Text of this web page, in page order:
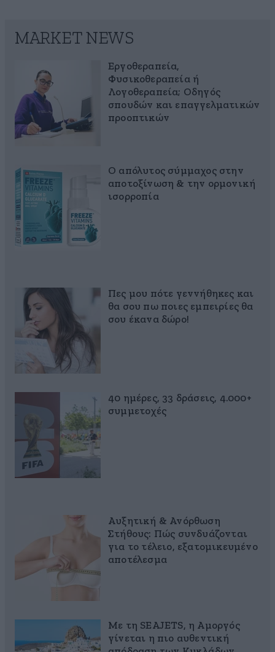
MARKET NEWS
Εργοθεραπεία,
Φυσικοθεραπεία ή
Λογοθεραπεία; Οδηγός
σπουδών και επαγγελματικών
προοπτικών
Ο απόλυτος σύμμαχος στην
αποτοξίνωση & την ορμονική
ισορροπία
Πες μου πότε γεννήθηκες και
θα σου πω ποιες εμπειρίες θα
σου έκανα δώρο!
40 ημέρες, 33 δράσεις, 4.000+
συμμετοχές
Αυξητική & Ανόρθωση
Στήθους: Πώς συνδυάζονται
για το τέλειο, εξατομικευμένο
αποτέλεσμα
Με τη SEAJETS, η Αμοργός
γίνεται η πιο αυθεντική